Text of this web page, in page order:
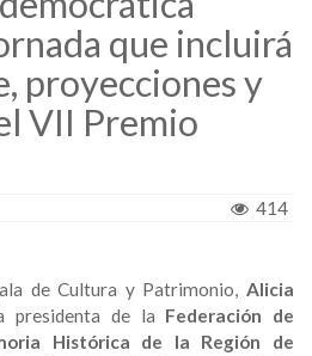
que incluirá
proyecciones y
VII Premio
414
de Cultura y Patrimonio, Alicia
presidenta de la Federación de
Histórica de la Región de